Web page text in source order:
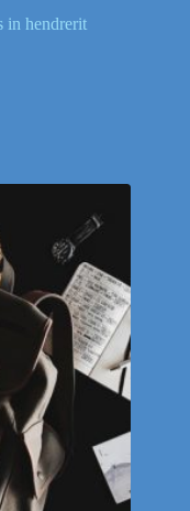
in hendrerit